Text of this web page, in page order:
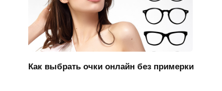
Как выбрать очки онлайн без примерки